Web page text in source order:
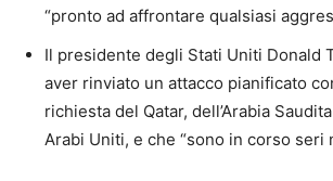
“pronto ad affrontare qualsiasi
Il presidente degli Stati Uniti Donald
aver rinviato un attacco pianificato
richiesta del Qatar, dell’Arabia
Arabi Uniti, e che “sono in corso seri